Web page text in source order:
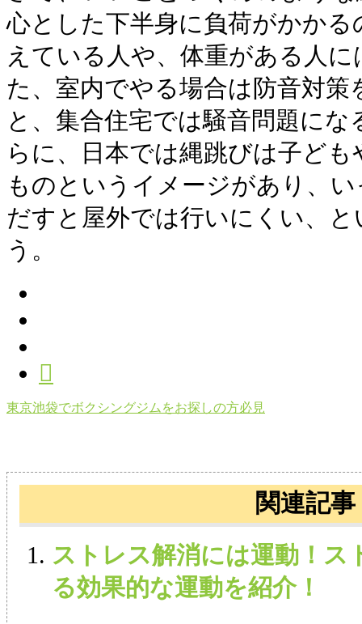
心とした下半身に負荷がかか
えている人や、体重がある人
た、室内でやる場合は防音対
と、集合住宅では騒音問題に
らに、日本では縄跳びは子ど
ものというイメージがあり、
だすと屋外では行いにくい、
う。
東京池袋でボクシングジムをお探しの方必見
関連記事
ストレス解消には運動！ス
る効果的な運動を紹介！